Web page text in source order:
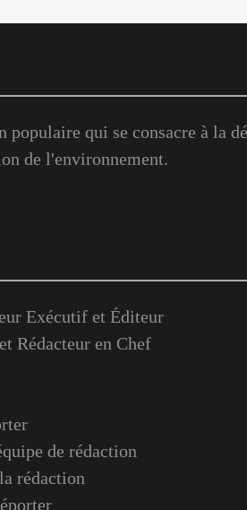
populaire qui se consacre à la
de l'environnement.
Exécutif et Éditeur
Rédacteur en Chef
de rédaction
rédaction